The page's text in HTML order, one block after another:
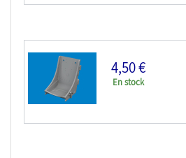
Eduard kit d'amelioration avion brassin Print...
4,50 €
En stock